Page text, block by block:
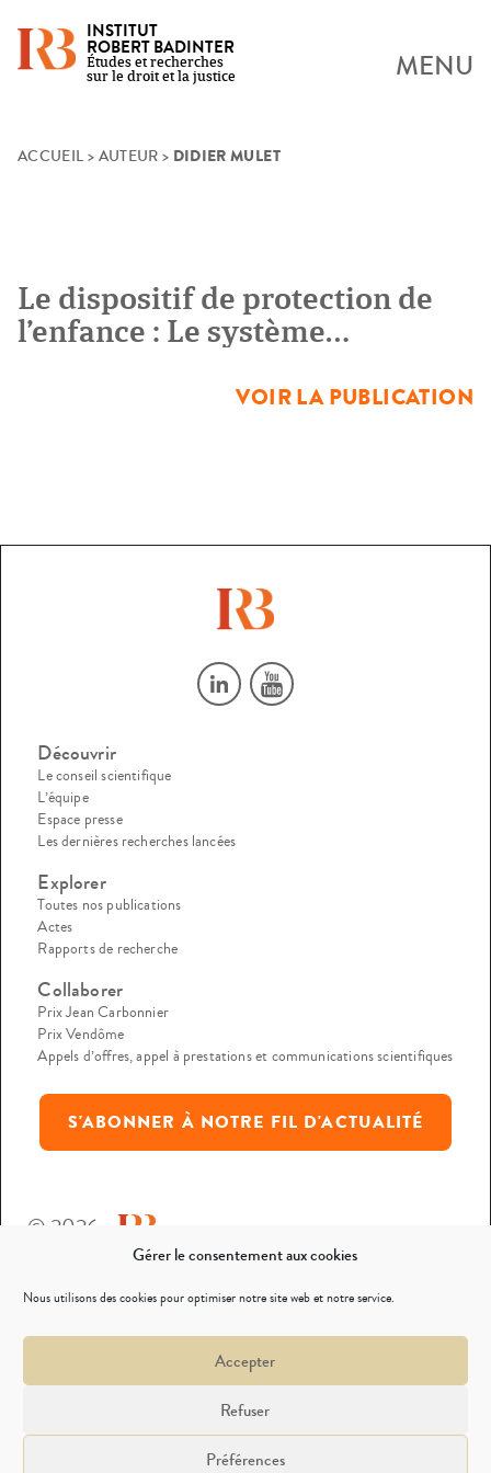
Gérer le consentement aux cookies
Nous utilisons des cookies pour optimiser notre site web et notre service.
Accepter
Refuser
Préférences
Skip
INSTITUT
ROBERT BADINTER
Études et recherches
sur le droit et la justice
MENU
ACCUEIL > AUTEUR > DIDIER MULET
Le dispositif de protection de
l’enfance : Le système
entre les départements et
VOIR LA PUBLICATION
Découvrir
Le conseil scientifique
L’équipe
Espace presse
Les dernières recherches lancées
Explorer
Toutes nos publications
Actes
Rapports de recherche
Collaborer
Prix Jean Carbonnier
Prix Vendôme
Appels d’offres, appel à prestations et communications scientifiques
S'ABONNER À NOTRE FIL D'ACTUALITÉ
© 2026